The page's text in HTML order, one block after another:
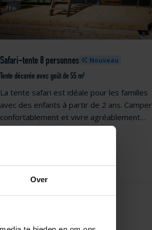
Over
Safari-tente 8 personnes Nouveau
Tente décorée avec goût de 55 m²
La tente safari est idéale pour les familles
avec des enfants à partir de 2 ans. Camper
confortablement et vivre agréablement
8
partir de
frais inclus